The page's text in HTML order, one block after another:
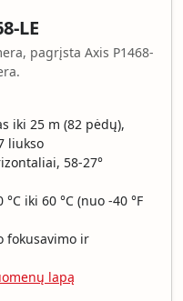
LE
pagrįsta Axis P1468-
iki 25 m (82 pėdų),
liukso
58-27°
iki 60 °C (nuo -40 °F
fokusavimo ir
lapą